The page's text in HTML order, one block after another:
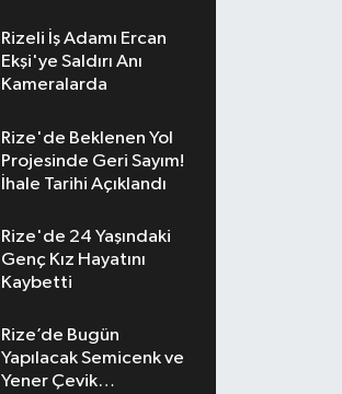
Rizeli İş Adamı Ercan
Ekşi'ye Saldırı Anı
Kameralarda
Rize'de Beklenen Yol
Projesinde Geri Sayım!
İhale Tarihi Açıklandı
Rize'de 24 Yaşındaki
Genç Kız Hayatını
Kaybetti
Rize’de Bugün
Yapılacak Semicenk ve
Yener Çevik